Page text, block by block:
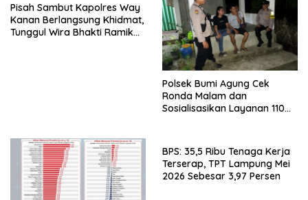
Pisah Sambut Kapolres Way
Kanan Berlangsung Khidmat,
Tunggul Wira Bhakti Ramik
Polsek Bumi Agung Cek
Ronda Malam dan
Sosialisasikan Layanan 110
BPS: 35,5 Ribu Tenaga Kerja
Terserap, TPT Lampung Mei
2026 Sebesar 3,97 Persen